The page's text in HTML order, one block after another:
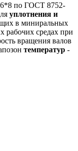
по ГОСТ 8752-
уплотнения и
в миниральных
рабочих средах при
вращения валов
температур -